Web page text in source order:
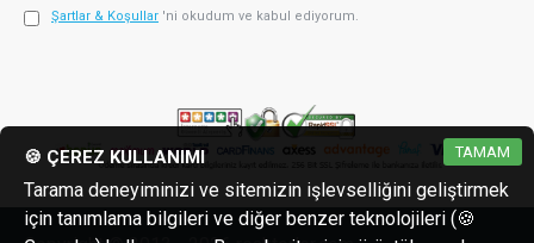
Şartlar & Koşullar 'ni okudum ve kabul ediyorum.
TAMAM
🍪 ÇEREZ KULLANIMI
Tarama deneyiminizi ve sitemizin işlevselliğini geliştirmek
için tanımlama bilgileri ve diğer benzer teknolojileri (🍪